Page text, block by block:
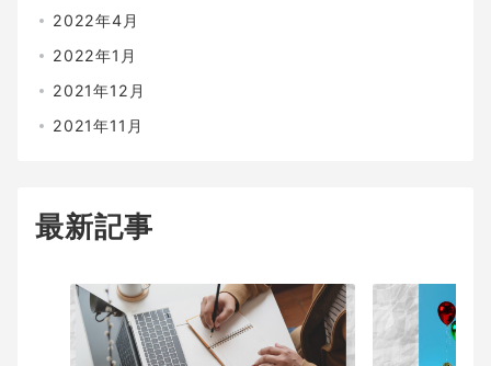
2022年4月
2022年1月
2021年12月
2021年11月
最新記事